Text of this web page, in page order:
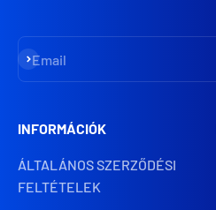
Email
Iratkozz fel
INFORMÁCIÓK
ÁLTALÁNOS SZERZŐDÉSI
FELTÉTELEK